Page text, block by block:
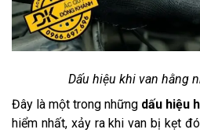
Dấu hiệu khi van hằng
Đây là một trong những dấu hiệu
hiểm nhất, xảy ra khi van bị kẹt